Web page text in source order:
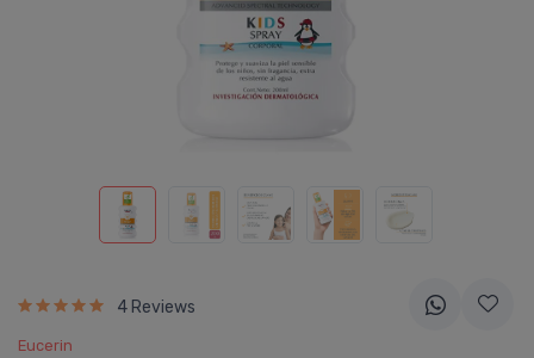
4 Reviews
Eucerin